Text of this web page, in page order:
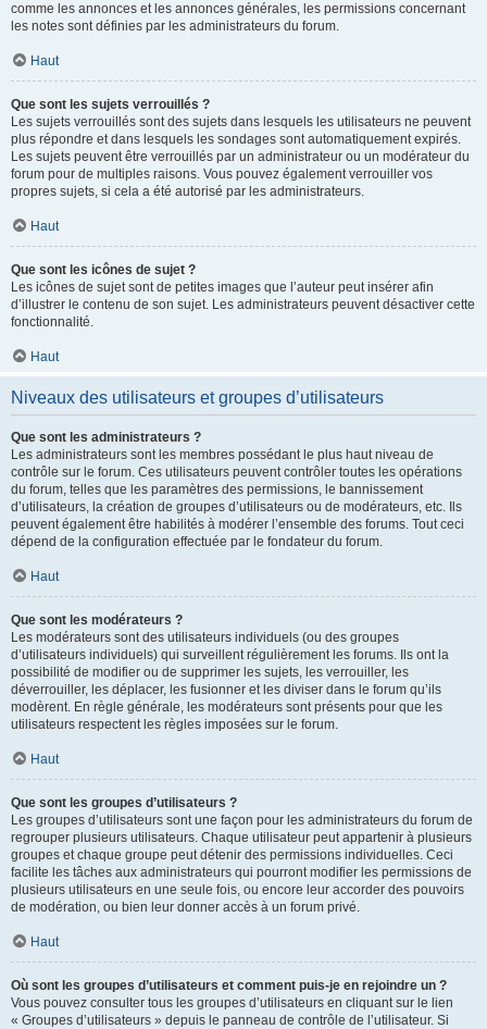
comme les annonces et les annonces générales, les permissions concernant
les notes sont définies par les administrateurs du forum.
Haut
Que sont les sujets verrouillés ?
Les sujets verrouillés sont des sujets dans lesquels les utilisateurs ne peuvent
plus répondre et dans lesquels les sondages sont automatiquement expirés.
Les sujets peuvent être verrouillés par un administrateur ou un modérateur du
forum pour de multiples raisons. Vous pouvez également verrouiller vos
propres sujets, si cela a été autorisé par les administrateurs.
Haut
Que sont les icônes de sujet ?
Les icônes de sujet sont de petites images que l’auteur peut insérer afin
d’illustrer le contenu de son sujet. Les administrateurs peuvent désactiver cette
fonctionnalité.
Haut
Niveaux des utilisateurs et groupes d’utilisateurs
Que sont les administrateurs ?
Les administrateurs sont les membres possédant le plus haut niveau de
contrôle sur le forum. Ces utilisateurs peuvent contrôler toutes les opérations
du forum, telles que les paramètres des permissions, le bannissement
d’utilisateurs, la création de groupes d’utilisateurs ou de modérateurs, etc. Ils
peuvent également être habilités à modérer l’ensemble des forums. Tout ceci
dépend de la configuration effectuée par le fondateur du forum.
Haut
Que sont les modérateurs ?
Les modérateurs sont des utilisateurs individuels (ou des groupes
d’utilisateurs individuels) qui surveillent régulièrement les forums. Ils ont la
possibilité de modifier ou de supprimer les sujets, les verrouiller, les
déverrouiller, les déplacer, les fusionner et les diviser dans le forum qu’ils
modèrent. En règle générale, les modérateurs sont présents pour que les
utilisateurs respectent les règles imposées sur le forum.
Haut
Que sont les groupes d’utilisateurs ?
Les groupes d’utilisateurs sont une façon pour les administrateurs du forum de
regrouper plusieurs utilisateurs. Chaque utilisateur peut appartenir à plusieurs
groupes et chaque groupe peut détenir des permissions individuelles. Ceci
facilite les tâches aux administrateurs qui pourront modifier les permissions de
plusieurs utilisateurs en une seule fois, ou encore leur accorder des pouvoirs
de modération, ou bien leur donner accès à un forum privé.
Haut
Où sont les groupes d’utilisateurs et comment puis-je en rejoindre un ?
Vous pouvez consulter tous les groupes d’utilisateurs en cliquant sur le lien
« Groupes d’utilisateurs » depuis le panneau de contrôle de l’utilisateur. Si